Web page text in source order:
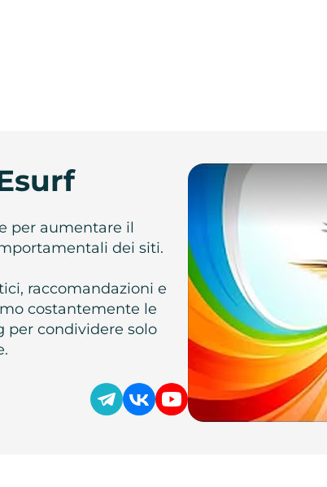
per aumentare il
dei siti.
raccomandazioni e
costantemente le
condividere solo